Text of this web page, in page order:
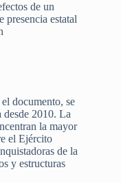
de un
presencia estatal
documento, se
2010. La
la mayor
el Ejército
de la
y estructuras